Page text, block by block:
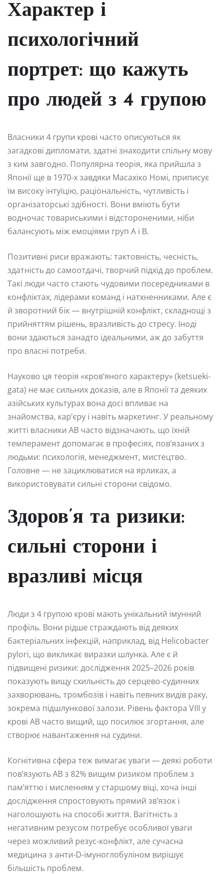
Характер і
психологічний
портрет: що кажуть
про людей з 4 групою
Власники 4 групи крові часто описуються як
загадкові дипломати, здатні знаходити спільну мову
з ким завгодно. Популярна теорія, яка прийшла з
Японії ще в 1970-х завдяки Масахіко Номі, приписує
їм високу інтуїцію, раціональність, чутливість і
організаторські здібності. Вони вміють бути
водночас товариськими і відстороненими, ніби
балансують між емоціями груп А і В.
Позитивні риси вражають: тактовність, чесність,
здатність до самоотдачі, творчий підхід до проблем.
Такі люди часто стають чудовими посередниками в
конфліктах, лідерами команд і натхненниками. Але є
й зворотний бік — внутрішній конфлікт, складнощі з
прийняттям рішень, вразливість до стресу. Іноді
вони здаються занадто ідеальними, аж до забуття
про власні потреби.
Науково ця теорія «кров’яного характеру» (ketsueki-
gata) не має сильних доказів, але в Японії та деяких
азійських культурах вона досі впливає на
знайомства, кар’єру і навіть маркетинг. У реальному
житті власники AB часто відзначають, що їхній
темперамент допомагає в професіях, пов’язаних з
людьми: психологія, менеджмент, мистецтво.
Головне — не зациклюватися на ярликах, а
використовувати сильні сторони свідомо.
Здоров’я та ризики:
сильні сторони і
вразливі місця
Люди з 4 групою крові мають унікальний імунний
профіль. Вони рідше страждають від деяких
бактеріальних інфекцій, наприклад, від Helicobacter
pylori, що викликає виразки шлунка. Але є й
підвищені ризики: дослідження 2025–2026 років
показують вищу схильність до серцево-судинних
захворювань, тромбозів і навіть певних видів раку,
зокрема підшлункової залози. Рівень фактора VIII у
крові AB часто вищий, що посилює згортання, але
створює навантаження на судини.
Когнітивна сфера теж вимагає уваги — деякі роботи
пов’язують AB з 82% вищим ризиком проблем з
пам’яттю і мисленням у старшому віці, хоча інші
дослідження спростовують прямий зв’язок і
наголошують на способі життя. Вагітність з
негативним резусом потребує особливої уваги
через можливий резус-конфлікт, але сучасна
медицина з анти-D-імуноглобуліном вирішує
більшість проблем.